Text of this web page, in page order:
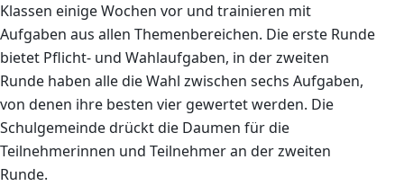
Klassen einige Wochen vor und trainieren mit
Aufgaben aus allen Themenbereichen. Die erste Runde
bietet Pflicht- und Wahlaufgaben, in der zweiten
Runde haben alle die Wahl zwischen sechs Aufgaben,
von denen ihre besten vier gewertet werden. Die
Schulgemeinde drückt die Daumen für die
Teilnehmerinnen und Teilnehmer an der zweiten
Runde.